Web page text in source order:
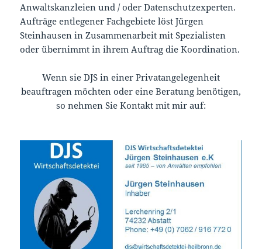
Anwaltskanzleien und / oder Datenschutzexperten.
Aufträge entlegener Fachgebiete löst Jürgen
Steinhausen in Zusammenarbeit mit Spezialisten
oder übernimmt in ihrem Auftrag die Koordination.
Wenn sie DJS in einer Privatangelegenheit
beauftragen möchten oder eine Beratung benötigen,
so nehmen Sie Kontakt mit mir auf: